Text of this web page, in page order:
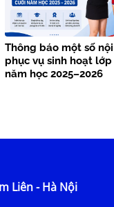
Thông báo một số
phục vụ sinh hoạt lớp
năm học 2025–2026
Liên - Hà Nội